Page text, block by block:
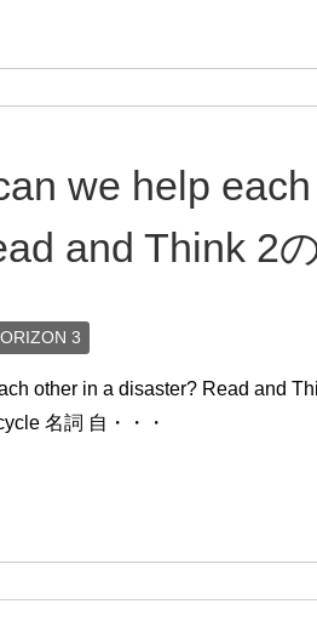
we help
and Think 2
3
other in a disaster? Read and
名詞 自・・・